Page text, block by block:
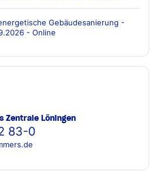
Gebäudesanierung -
- Online
Zentrale Löningen
83-0